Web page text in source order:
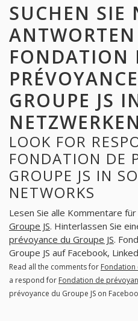
SUCHEN SIE
FONDATION
GROUPE JS
NETZWERKEN
LOOK FOR
FONDATION DE
GROUPE JS IN
NETWORKS
Lesen Sie alle Kommentare für
Groupe JS. Hinterlassen Sie
prévoyance du Groupe JS.
Groupe JS auf Facebook,
Read all the comments for Fondation
a respond for Fondation de
prévoyance du Groupe JS on